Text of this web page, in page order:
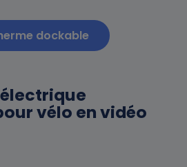
dockable
vélo en vidéo
vous K-